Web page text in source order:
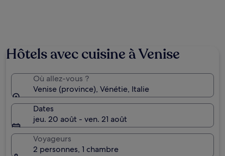
Hôtels avec cuisine à Venise
Où allez-vous ?
Venise (province), Vénétie, Italie
Dates
jeu. 20 août - ven. 21 août
Voyageurs
2 personnes, 1 chambre